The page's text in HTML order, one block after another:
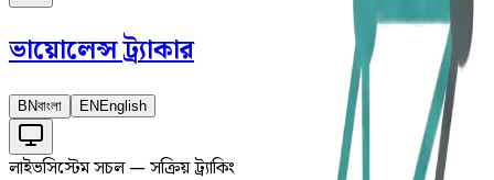
ভায়োলেন্সট্র্যাকার
BNবাংলা EN English
লাইভসিস্টেম সচল — সক্রিয় ট্র্যাকিং